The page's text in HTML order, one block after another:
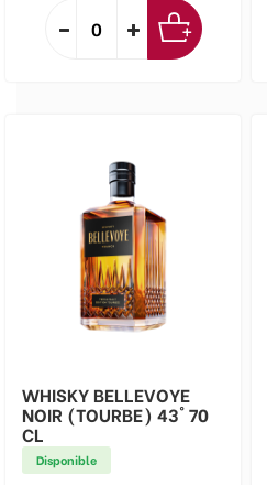
WHISKY BELLEVOYE
NOIR (TOURBE) 43° 70
CL
Disponible